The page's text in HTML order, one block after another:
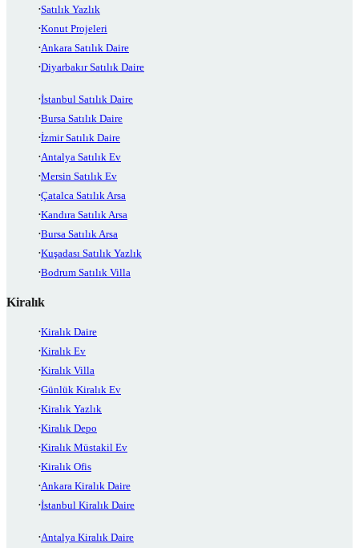
Satılık Yazlık
Konut Projeleri
Ankara Satılık Daire
Diyarbakır Satılık Daire
İstanbul Satılık Daire
Bursa Satılık Daire
İzmir Satılık Daire
Antalya Satılık Ev
Mersin Satılık Ev
Çatalca Satılık Arsa
Kandıra Satılık Arsa
Bursa Satılık Arsa
Kuşadası Satılık Yazlık
Bodrum Satılık Villa
Kiralık
Kiralık Daire
Kiralık Ev
Kiralık Villa
Günlük Kiralık Ev
Kiralık Yazlık
Kiralık Depo
Kiralık Müstakil Ev
Kiralık Ofis
Ankara Kiralık Daire
İstanbul Kiralık Daire
Antalya Kiralık Daire